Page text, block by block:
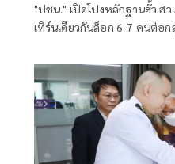
"ปชน." เปิดโปงหลักฐานฮั้ว
เทิร์นเดียวกันล็อก 6-7 คนต่อก